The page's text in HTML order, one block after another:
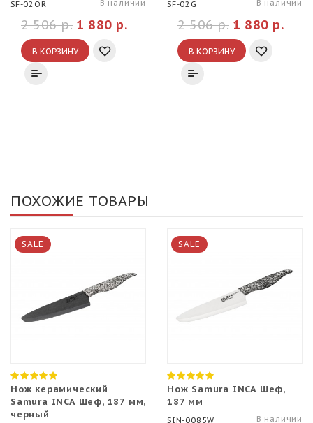
SF-02OR В наличии
1 880 р.
2 506 р.
В КОРЗИНУ
SF-02G В наличии
1 880 р.
2 506 р.
В КОРЗИНУ
ПОХОЖИЕ ТОВАРЫ
SALE
Нож керамический
Samura INCA Шеф, 187 мм,
черный
SALE
Нож Samura INCA Шеф,
187 мм
SIN-0085W В наличии